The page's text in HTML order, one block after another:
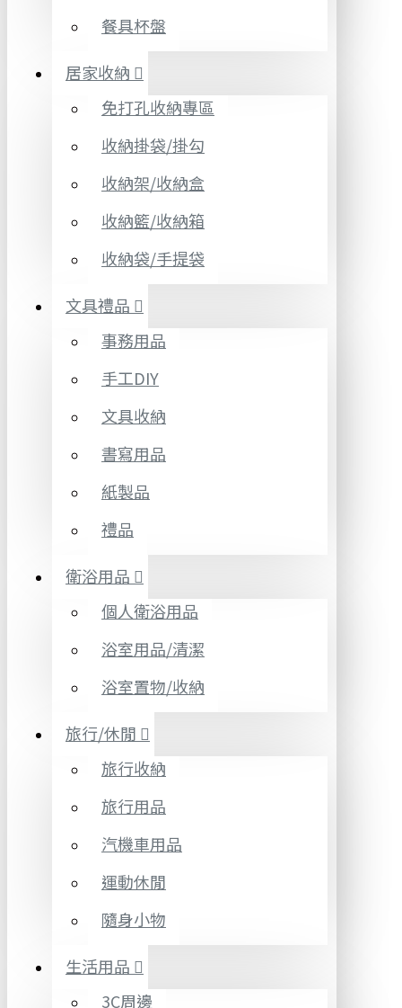
餐具杯盤
居家收納
免打孔收納專區
收納掛袋/掛勾
收納架/收納盒
收納籃/收納箱
收納袋/手提袋
文具禮品
事務用品
手工DIY
文具收納
書寫用品
紙製品
禮品
衛浴用品
個人衛浴用品
浴室用品/清潔
浴室置物/收納
旅行/休閒
旅行收納
旅行用品
汽機車用品
運動休閒
隨身小物
生活用品
3C周邊